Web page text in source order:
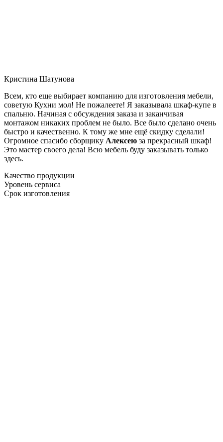
Кристина Шатунова
Всем, кто еще выбирает компанию для изготовления мебели,
советую Кухни мол! Не пожалеете! Я заказывала шкаф-купе в
спальню. Начиная с обсуждения заказа и заканчивая
монтажом никаких проблем не было. Все было сделано очень
быстро и качественно. К тому же мне ещё скидку сделали!
Огромное спасибо сборщику Алексею за прекрасный шкаф!
Это мастер своего дела! Всю мебель буду заказывать только
здесь.
Качество продукции
Уровень сервиса
Срок изготовления